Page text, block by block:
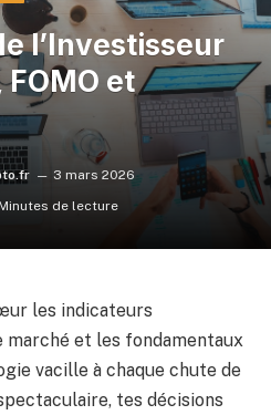
l’Investisseur
et
3 mars 2026
de lecture
les indicateurs
marché et les fondamentaux
vacille à chaque chute de
tes décisions